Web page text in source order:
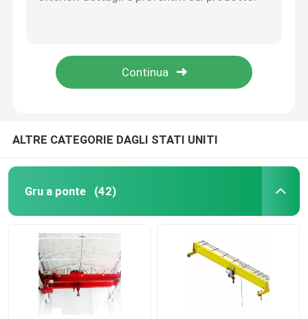
Gru a cavalletto del contenitore
gru a cavalletto del pneumatico
gru marina della piattaforma
Gru polare nucleare
ALTRE CATEGORIE DAGLI STATI UNITI
Gru a ponte (42)